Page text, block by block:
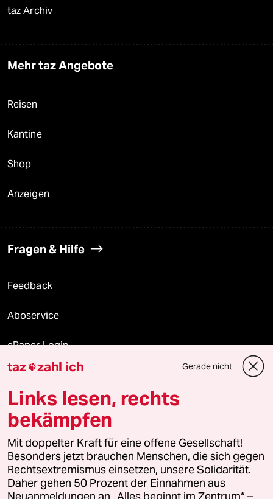
taz Archiv
Mehr taz Angebote
Reisen
Kantine
Shop
Anzeigen
Fragen & Hilfe
Feedback
Aboservice
ePaper Login
Downloads für Abonnierende
© 2026 taz Verlags und Vertriebs GmbH
Alle Rechte vorbehalten. Bei rechtlichen Fragen oder für Genehmigungen
wenden Sie sich bitte an
lizenzen@taz.de
Feedback Redaktionsstatut Kommune-Richtlinien
taz zahl ich Gerade nicht
Links lesen, rechts
bekämpfen
Mit doppelter Kraft für eine offene Gesellschaft!
Besonders jetzt brauchen Menschen, die sich gegen
Rechtsextremismus einsetzen, unsere Solidarität.
Daher gehen 50 Prozent der Einnahmen aus